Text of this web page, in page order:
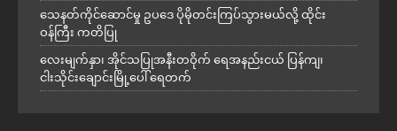
သေနတ်ကိုင်ဆောင်မှု ဥပဒေ ပိုမိုတင်းကြပ်သွားမယ်လို့ ထိုင်း
ဝန်ကြီး ကတိပြု
လေးမျက်နှာ၊ အိုင်သပြုအနီးတဝိုက် ရေအနည်းငယ် ပြန်ကျ၊
ငါးသိုင်းချောင်းမြို့ပေါ် ရေတက်